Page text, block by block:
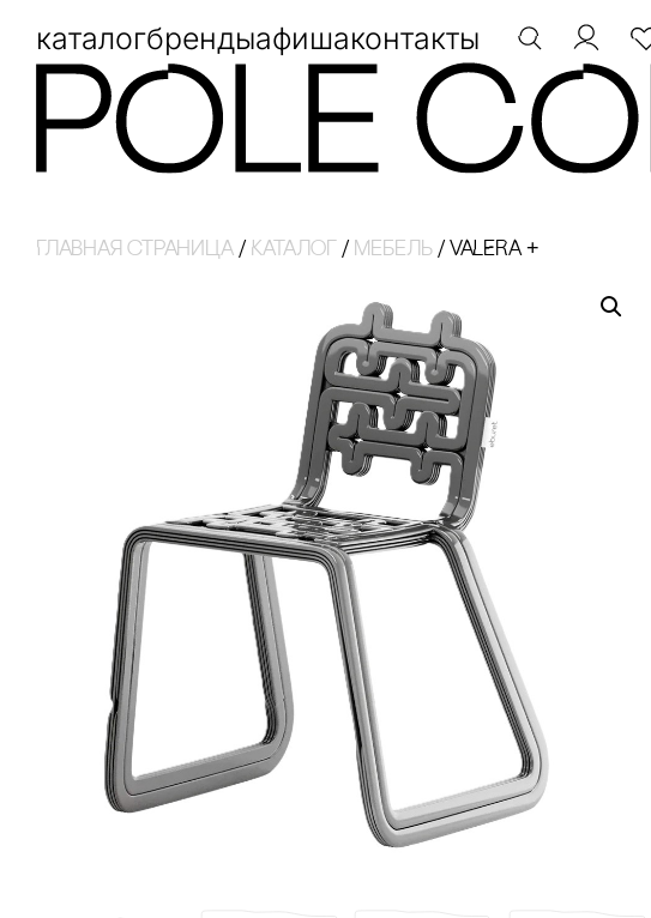
каталогбрендыафишаконтакты
Главная страница / Каталог / Мебель / VALERA +